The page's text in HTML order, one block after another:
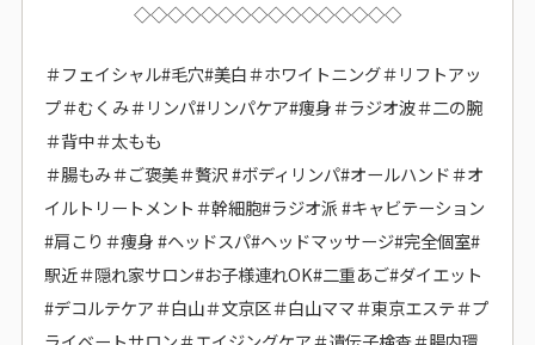
◇◇◇◇◇◇◇◇◇◇◇◇◇◇◇◇
＃フェイシャル#毛穴#美白＃ホワイトニング＃リフトアッ
プ＃むくみ＃リンパ#リンパケア#痩身＃ラジオ波＃二の腕
＃背中＃太もも
＃腸もみ＃ご褒美＃贅沢 #ボディリンパ#オールハンド＃オ
イルトリートメント＃幹細胞#ラジオ派 #キャビテーション
#肩こり＃痩身 #ヘッドスパ#ヘッドマッサージ#完全個室#
駅近＃隠れ家サロン#お子様連れOK#二重あご#ダイエット
#デコルテケア＃白山＃文京区＃白山ママ＃東京エステ＃プ